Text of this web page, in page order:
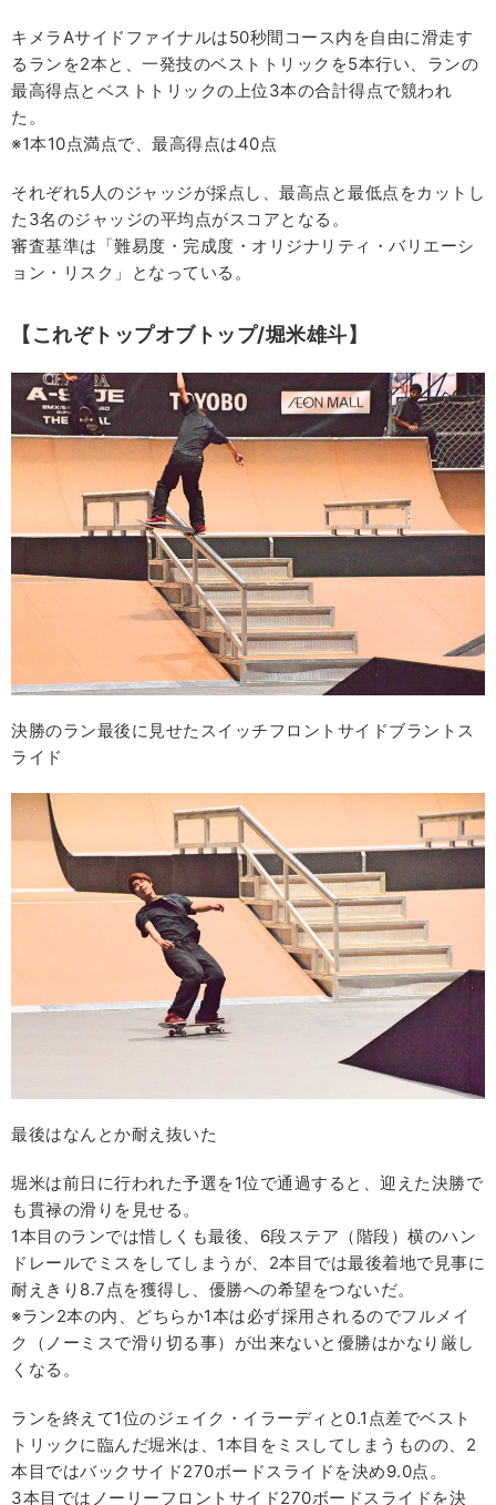
キメラAサイドファイナルは50秒間コース内を自由に滑走す
るランを2本と、一発技のベストトリックを5本行い、ランの
最高得点とベストトリックの上位3本の合計得点で競われ
た。
※1本10点満点で、最高得点は40点
それぞれ5人のジャッジが採点し、最高点と最低点をカットし
た3名のジャッジの平均点がスコアとなる。
審査基準は「難易度・完成度・オリジナリティ・バリエーシ
ョン・リスク」となっている。
【これぞトップオブトップ/堀米雄斗】
決勝のラン最後に見せたスイッチフロントサイドブラントス
ライド
最後はなんとか耐え抜いた
堀米は前日に行われた予選を1位で通過すると、迎えた決勝で
も貫禄の滑りを見せる。
1本目のランでは惜しくも最後、6段ステア（階段）横のハン
ドレールでミスをしてしまうが、2本目では最後着地で見事に
耐えきり8.7点を獲得し、優勝への希望をつないだ。
※ラン2本の内、どちらか1本は必ず採用されるのでフルメイ
ク（ノーミスで滑り切る事）が出来ないと優勝はかなり厳し
くなる。
ランを終えて1位のジェイク・イラーディと0.1点差でベスト
トリックに臨んだ堀米は、1本目をミスしてしまうものの、2
本目ではバックサイド270ボードスライドを決め9.0点。
3本目ではノーリーフロントサイド270ボードスライドを決